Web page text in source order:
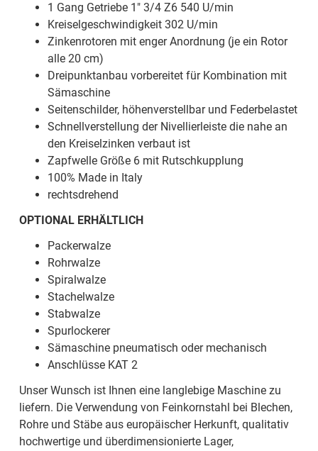
1 Gang Getriebe 1" 3/4 Z6 540 U/min
Kreiselgeschwindigkeit 302 U/min
Zinkenrotoren mit enger Anordnung (je ein Rotor
alle 20 cm)
Dreipunktanbau vorbereitet für Kombination mit
Sämaschine
Seitenschilder, höhenverstellbar und Federbelastet
Schnellverstellung der Nivellierleiste die nahe an
den Kreiselzinken verbaut ist
Zapfwelle Größe 6 mit Rutschkupplung
100% Made in Italy
rechtsdrehend
OPTIONAL ERHÄLTLICH
Packerwalze
Rohrwalze
Spiralwalze
Stachelwalze
Stabwalze
Spurlockerer
Sämaschine pneumatisch oder mechanisch
Anschlüsse KAT 2
Unser Wunsch ist Ihnen eine langlebige Maschine zu
liefern. Die Verwendung von Feinkornstahl bei Blechen,
Rohre und Stäbe aus europäischer Herkunft, qualitativ
hochwertige und überdimensionierte Lager,